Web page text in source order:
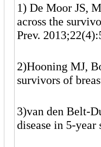
1) De Moor JS,
across the
Prev.
2)Hooning MJ,
survivors of
3)van den Belt-
disease in 5-